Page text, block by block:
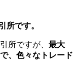
所です。
所ですが、 最大
、色々なトレード